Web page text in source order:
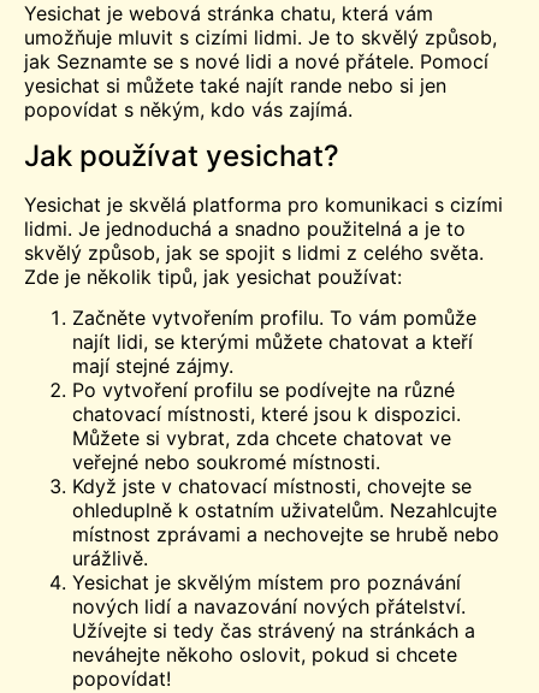
Yesichat je webová stránka chatu, která vám
umožňuje mluvit s cizími lidmi. Je to skvělý způsob,
jak Seznamte se s nové lidi a nové přátele. Pomocí
yesichat si můžete také najít rande nebo si jen
popovídat s někým, kdo vás zajímá.
Jak používat yesichat?
Yesichat je skvělá platforma pro komunikaci s cizími
lidmi. Je jednoduchá a snadno použitelná a je to
skvělý způsob, jak se spojit s lidmi z celého světa.
Zde je několik tipů, jak yesichat používat:
Začněte vytvořením profilu. To vám pomůže
najít lidi, se kterými můžete chatovat a kteří
mají stejné zájmy.
Po vytvoření profilu se podívejte na různé
chatovací místnosti, které jsou k dispozici.
Můžete si vybrat, zda chcete chatovat ve
veřejné nebo soukromé místnosti.
Když jste v chatovací místnosti, chovejte se
ohleduplně k ostatním uživatelům. Nezahlcujte
místnost zprávami a nechovejte se hrubě nebo
urážlivě.
Yesichat je skvělým místem pro poznávání
nových lidí a navazování nových přátelství.
Užívejte si tedy čas strávený na stránkách a
neváhejte někoho oslovit, pokud si chcete
popovídat!